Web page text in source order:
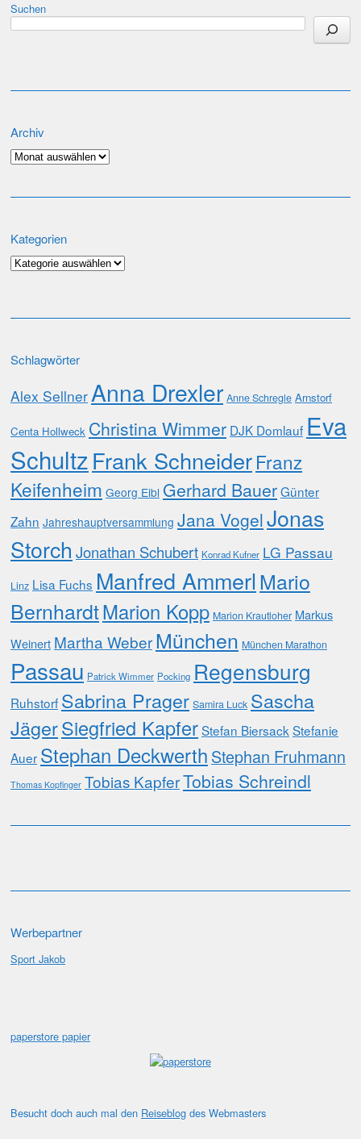
Suchen
Archiv
Archiv
Kategorien
Kategorien
Schlagwörter
Alex SellnerAnna Drexler Anne Schregle Arnstorf
Centa Hollweck Christina Wimmer DJK Domlauf Eva
SchultzFrank SchneiderFranz
Keifenheim Georg Eibl Gerhard BauerGünter
Zahn Jahreshauptversammlung Jana VogelJonas
Storch Jonathan Schubert Konrad Kufner LG Passau
Linz Lisa Fuchs Manfred AmmerlMario
BernhardtMarion Kopp Marion Krautloher Markus
Weinert Martha WeberMünchen München Marathon
Passau Patrick Wimmer Pocking Regensburg
Ruhstorf Sabrina Prager Samira Luck Sascha
JägerSiegfried KapferStefan Biersack Stefanie
Auer Stephan Deckwerth Stephan Fruhmann
Thomas Kopfinger Tobias KapferTobias Schreindl
Werbepartner
Sport Jakob
paperstore papier
Besucht doch auch mal den Reiseblog des Webmasters